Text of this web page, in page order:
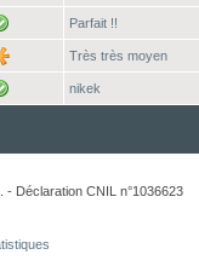
Parfait !!
Très très moyen
nikek
Déclaration CNIL n°1036623